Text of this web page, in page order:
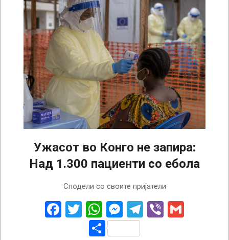
Ужасот во Конго не запира:
Над 1.300 пациенти со ебола
Сподели со своите пријатели
Facebook
Twitter
WhatsApp
Messenger
Telegram
Viber
Share